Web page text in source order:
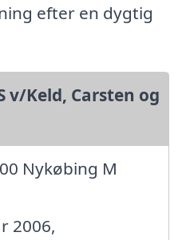
efter en dygtig
v/Keld, Carsten og
Nykøbing M
2006,